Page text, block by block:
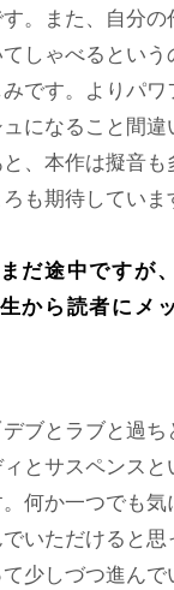
。また、自分の
しゃべるとい
です。よりパワ
になること間
、本作は擬音
も期待していま
途中ですが
から読者にメ
ブとラブと過ち
とサスペンス
何か一つでも
いただけると思
少しづつ進ん